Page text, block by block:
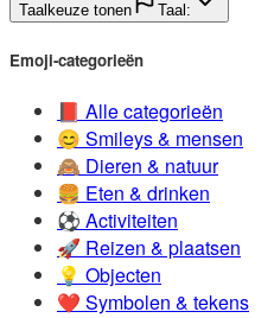
Taalkeuze tonen Taal:
Emoji-categorieën
📕️ Alle categorieën
😊️ Smileys & mensen
🙈️ Dieren & natuur
🍔️ Eten & drinken
⚽️ Activiteiten
🚀️ Reizen & plaatsen
💡️ Objecten
❤️ Symbolen & tekens